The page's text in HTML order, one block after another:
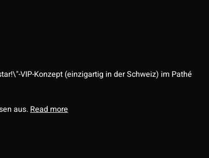
VIP-Konzept (einzigartig in der Schweiz) im Pathé
aus. Read more